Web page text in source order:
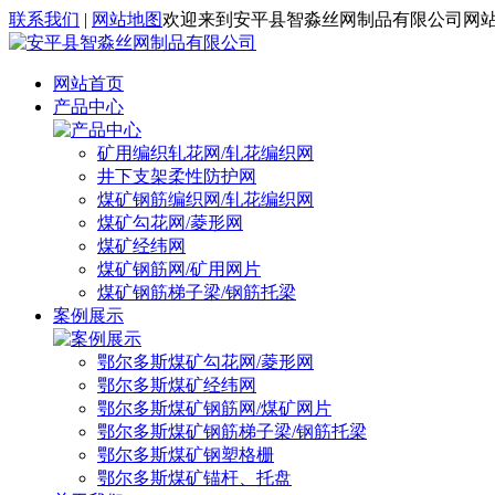
联系我们 | 网站地图欢迎来到安平县智淼丝网制品有限公司网
网站首页
产品中心
矿用编织轧花网/轧花编织网
井下支架柔性防护网
煤矿钢筋编织网/轧花编织网
煤矿勾花网/菱形网
煤矿经纬网
煤矿钢筋网/矿用网片
煤矿钢筋梯子梁/钢筋托梁
案例展示
鄂尔多斯煤矿勾花网/菱形网
鄂尔多斯煤矿经纬网
鄂尔多斯煤矿钢筋网/煤矿网片
鄂尔多斯煤矿钢筋梯子梁/钢筋托梁
鄂尔多斯煤矿钢塑格栅
鄂尔多斯煤矿锚杆、托盘